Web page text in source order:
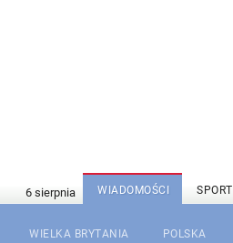
WIADOMOŚCI SPORT
WIELKA BRYTANIA POLSKA